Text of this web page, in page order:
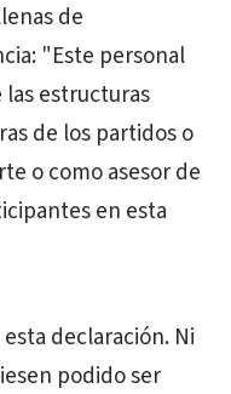
de
"Este personal
estructuras
de los partidos o
o como asesor de
en esta
declaración. Ni
podido ser